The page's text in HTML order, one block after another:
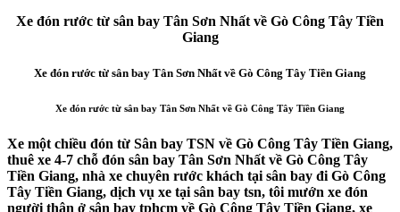
Xe đón rước từ sân bay Tân Sơn Nhất về Gò Công Tây Tiền
Giang
Xe đón rước từ sân bay Tân Sơn Nhất về Gò Công Tây Tiền Giang
Xe đón rước từ sân bay Tân Sơn Nhất về Gò Công Tây Tiền Giang
Xe một chiều đón từ Sân bay TSN về Gò Công Tây Tiền Giang,
thuê xe 4-7 chỗ đón sân bay Tân Sơn Nhất về Gò Công Tây
Tiền Giang, nhà xe chuyên rước khách tại sân bay đi Gò Công
Tây Tiền Giang, dịch vụ xe tại sân bay tsn, tôi mướn xe đón
người thân ở sân bay tphcm về Gò Công Tây Tiền Giang, xe